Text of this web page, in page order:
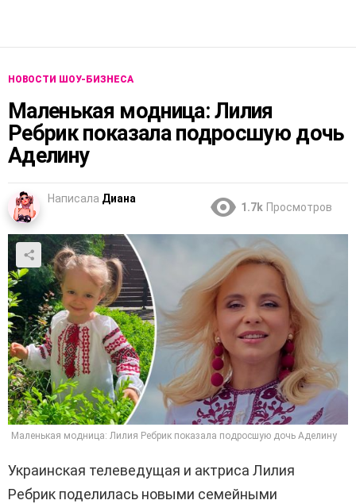
НОВОСТИ ШОУ-БИЗНЕСА
Маленькая модница: Лилия
Ребрик показала подросшую дочь
Аделину
Написала Диана
1.7k Просмотров
Маленькая модница: Лилия Ребрик показала подросшую дочь Аделину
Украинская телеведущая и актриса Лилия
Ребрик поделилась новыми семейными